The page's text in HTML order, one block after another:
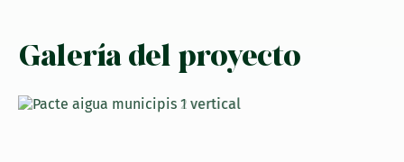
Galería del proyecto